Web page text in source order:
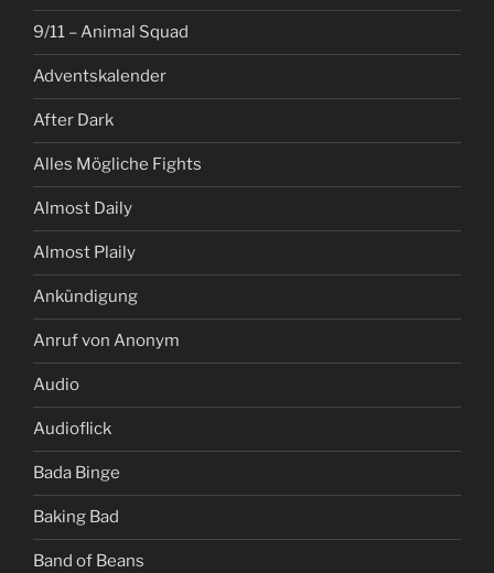
9/11 – Animal Squad
Adventskalender
After Dark
Alles Mögliche Fights
Almost Daily
Almost Plaily
Ankündigung
Anruf von Anonym
Audio
Audioflick
Bada Binge
Baking Bad
Band of Beans